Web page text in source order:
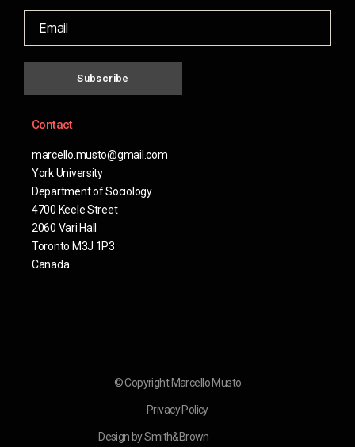
Subscribe
Contact
marcello.musto@gmail.com
York University
Department of Sociology
4700 Keele Street
2060 Vari Hall
Toronto M3J 1P3
Canada
© Copyright Marcello Musto
Privacy Policy
Design by Smith&Brown